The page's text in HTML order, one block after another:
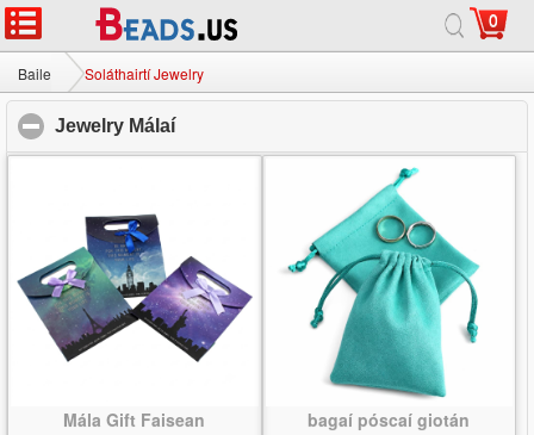
0
Baile Soláthairtí Jewelry
Jewelry Málaí
Mála Gift Faisean bagaí póscaí giotán
Baile|Maidir |Glaoigh orainn
© 2026 Bealach na Bó Finne Jewelry Ltd Gach ceart ar cosaint.